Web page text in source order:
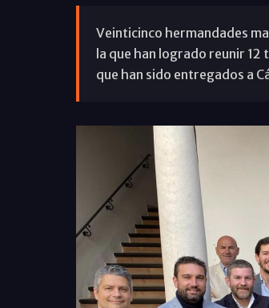
Veinticinco hermandades
la que han logrado reunir
que han sido entregados a